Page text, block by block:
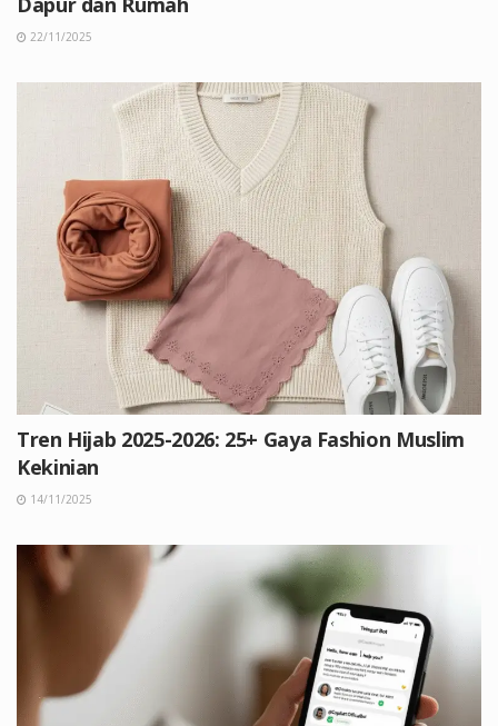
22/11/2025
Tren Hijab 2025-2026: 25+ Gaya Fashion Muslim
Kekinian
14/11/2025